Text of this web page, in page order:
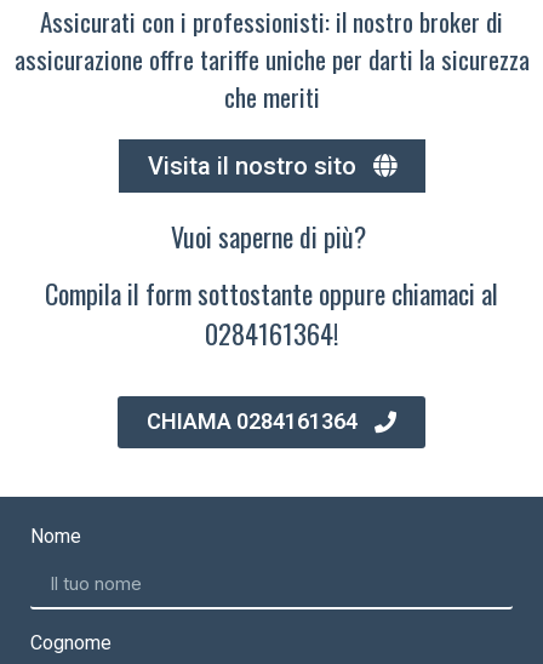
Assicurati con i professionisti: il nostro broker di
assicurazione offre tariffe uniche per darti la sicurezza
che meriti
Visita il nostro sito
Vuoi saperne di più?
Compila il form sottostante oppure chiamaci al
0284161364!
CHIAMA 0284161364
Nome
Cognome